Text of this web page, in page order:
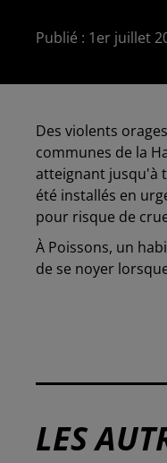
Publié : 1er juillet
Des violents
communes de la
atteignant jusqu'à
été installés en
pour risque de
À Poissons, un
de se noyer
LES